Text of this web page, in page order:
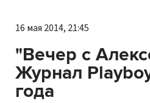
16 мая 2014, 21:45
"Вечер с
Журнал
года